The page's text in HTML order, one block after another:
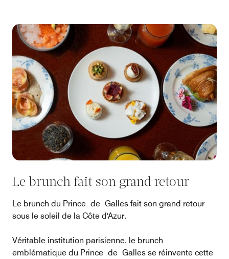
Le brunch fait son grand retour
Le brunch du Prince de Galles fait son grand retour
sous le soleil de la Côte d'Azur.
Véritable institution parisienne, le brunch
emblématique du Prince de Galles se réinvente cette